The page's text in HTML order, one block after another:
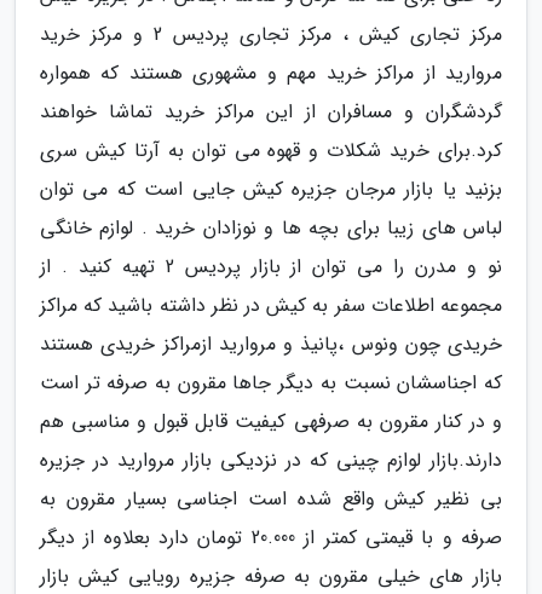
مرکز تجاری کیش ، مرکز تجاری پردیس 2 و مرکز خرید
مروارید از مراکز خرید مهم و مشهوری هستند که همواره
گردشگران و مسافران از این مراکز خرید تماشا خواهند
کرد.برای خرید شکلات و قهوه می توان به آرتا کیش سری
بزنید یا بازار مرجان جزیره کیش جایی است که می توان
لباس های زیبا برای بچه ها و نوزادان خرید . لوازم خانگی
نو و مدرن را می توان از بازار پردیس 2 تهیه کنید . از
مجموعه اطلاعات سفر به کیش در نظر داشته باشید که مراکز
خریدی چون ونوس ،پانیذ و مروارید ازمراکز خریدی هستند
که اجناسشان نسبت به دیگر جاها مقرون به صرفه تر است
و در کنار مقرون به صرفهی کیفیت قابل قبول و مناسبی هم
دارند.بازار لوازم چینی که در نزدیکی بازار مروارید در جزیره
بی نظیر کیش واقع شده است اجناسی بسیار مقرون به
صرفه و با قیمتی کمتر از 20.000 تومان دارد بعلاوه از دیگر
بازار های خیلی مقرون به صرفه جزیره رویایی کیش بازار